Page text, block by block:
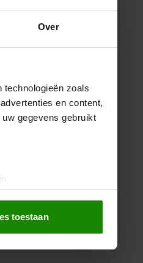
Over
technologieën zoals
en content,
gegevens gebruikt
bieden en om ons
toestaan